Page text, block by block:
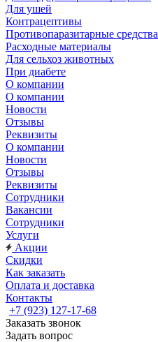
Для ушей
Контрацептивы
Противопаразитарные средства
Расходные материалы
Для сельхоз животных
При диабете
О компании
О компании
Новости
Отзывы
Реквизиты
О компании
Новости
Отзывы
Реквизиты
Сотрудники
Вакансии
Сотрудники
Услуги
Акции
Скидки
Как заказать
Оплата и доставка
Контакты
+7 (923) 127-17-68
Заказать звонок
Задать вопрос